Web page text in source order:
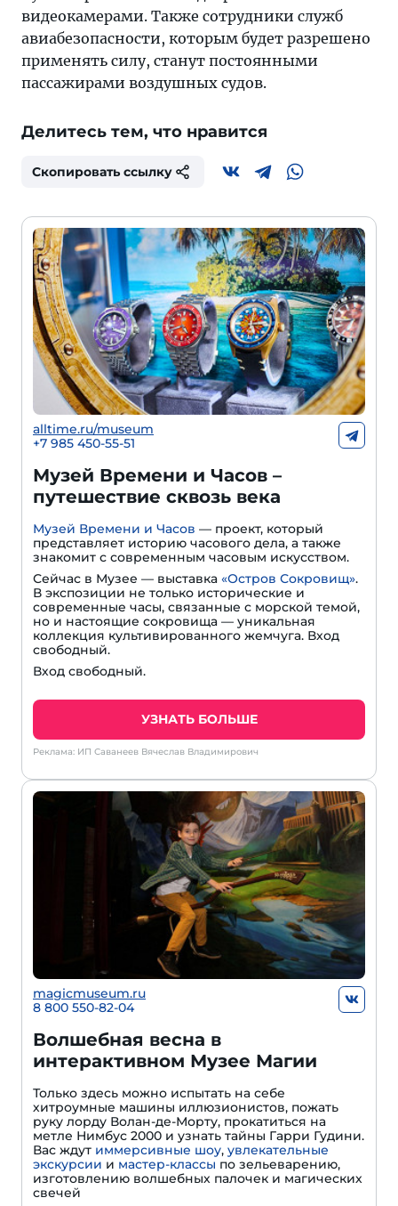
видеокамерами. Также сотрудники служб
авиабезопасности, которым будет разрешено
применять силу, станут постоянными
пассажирами воздушных судов.
Делитесь тем, что нравится
Скопировать ссылку
alltime.ru/museum
+7 985 450-55-51
Музей Времени и Часов –
путешествие сквозь века
Музей Времени и Часов — проект, который
представляет историю часового дела, а также
знакомит с современным часовым искусством.
Сейчас в Музее — выставка «Остров Сокровищ».
В экспозиции не только исторические и
современные часы, связанные с морской темой,
но и настоящие сокровища — уникальная
коллекция культивированного жемчуга. Вход
свободный.
Вход свободный.
УЗНАТЬ БОЛЬШЕ
Реклама: ИП Саванеев Вячеслав Владимирович
magicmuseum.ru
8 800 550-82-04
Волшебная весна в
интерактивном Музее Магии
Только здесь можно испытать на себе
хитроумные машины иллюзионистов, пожать
руку лорду Волан-де-Морту, прокатиться на
метле Нимбус 2000 и узнать тайны Гарри Гудини.
Вас ждут иммерсивные шоу, увлекательные
экскурсии и мастер-классы по зельеварению,
изготовлению волшебных палочек и магических
свечей